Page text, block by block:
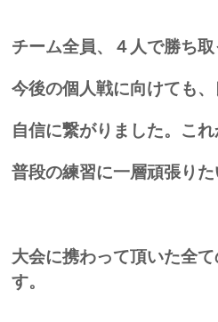
チーム全員、４人で勝ち取
今後の個人戦に向けても、
自信に繋がりました。これ
普段の練習に一層頑張りた
大会に携わって頂いた全
す。